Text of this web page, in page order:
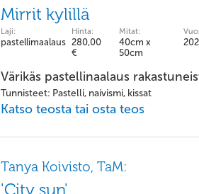
Mirrit kylillä
Laji:
pastellimaalaus
Hinta:
280,00
€
Mitat:
40cm x
50cm
Värikäs pastellinaalaus
Tunnisteet: Pastelli, naivismi, kissat
Katso teosta tai osta teos
Tanya Koivisto, TaM:
'City sun'